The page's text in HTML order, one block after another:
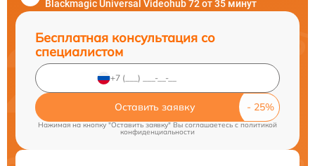
Blackmagic Universal Videohub 72 от 35 минут
Бесплатная консультация со
специалистом
Оставить заявку
Нажимая на кнопку "Оставить заявку" Вы соглашаетесь cполитикой
конфиденциальности